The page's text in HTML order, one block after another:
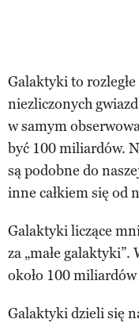
Galaktyki to rozległe
niezliczonych
w samym
być 100 miliardów.
są podobne do
inne całkiem się od
Galaktyki liczące
za „małe galaktyki”.
około 100 miliardów
Galaktyki dzieli się